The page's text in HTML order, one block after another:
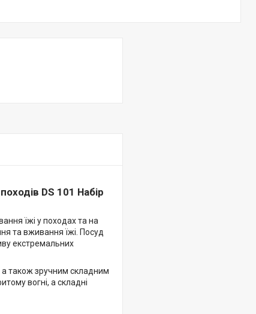
DS 101 Набір
їжі у походах та на
та вживання їжі. Посуд
екстремальних
а також зручним складним
вогні, а складні